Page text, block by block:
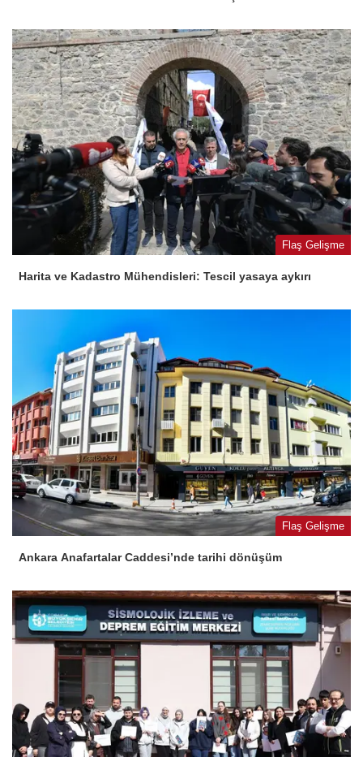
Flaş Gelişme
Harita ve Kadastro Mühendisleri: Tescil yasaya aykırı
Flaş Gelişme
Ankara Anafartalar Caddesi’nde tarihi dönüşüm